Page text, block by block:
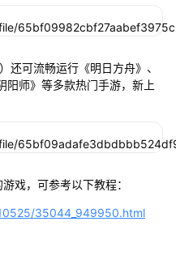
还可流畅运行《明日方舟》、
阳师》等多款热门手游，新上
戏，可参考以下教程：
35044_949950.html